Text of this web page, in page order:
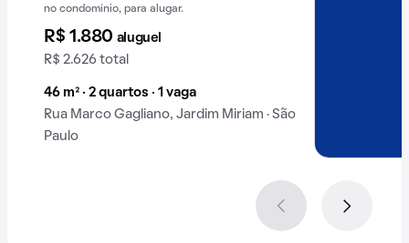
no condomínio, para alugar.
R$ 1.880 aluguel
R$ 2.626 total
46 m² · 2 quartos · 1 vaga
Rua Marco Gagliano, Jardim Miriam · São
Paulo